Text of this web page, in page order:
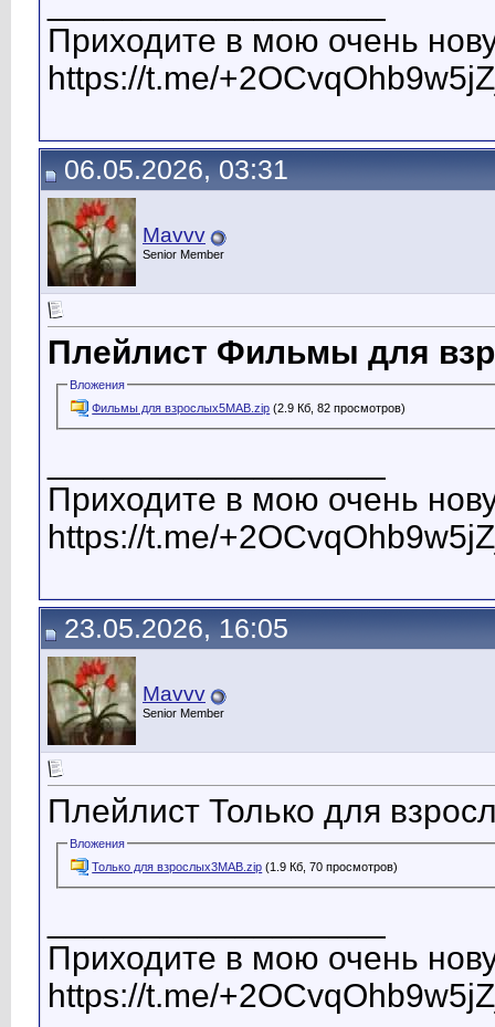
Приходите в мою очень
https://t.me/
06.05.2026, 03:31
Mavvv
Senior Member
Плейлист Фильмы для
Вложения
Фильмы для взрослых5МАВ.zip (2.9 Кб, 82 просмотров)
Приходите в мою очень
https://t.me/
23.05.2026, 16:05
Mavvv
Senior Member
Плейлист Только для
Вложения
Только для взрослых3МАВ.zip (1.9 Кб, 70 просмотров)
Приходите в мою очень
https://t.me/